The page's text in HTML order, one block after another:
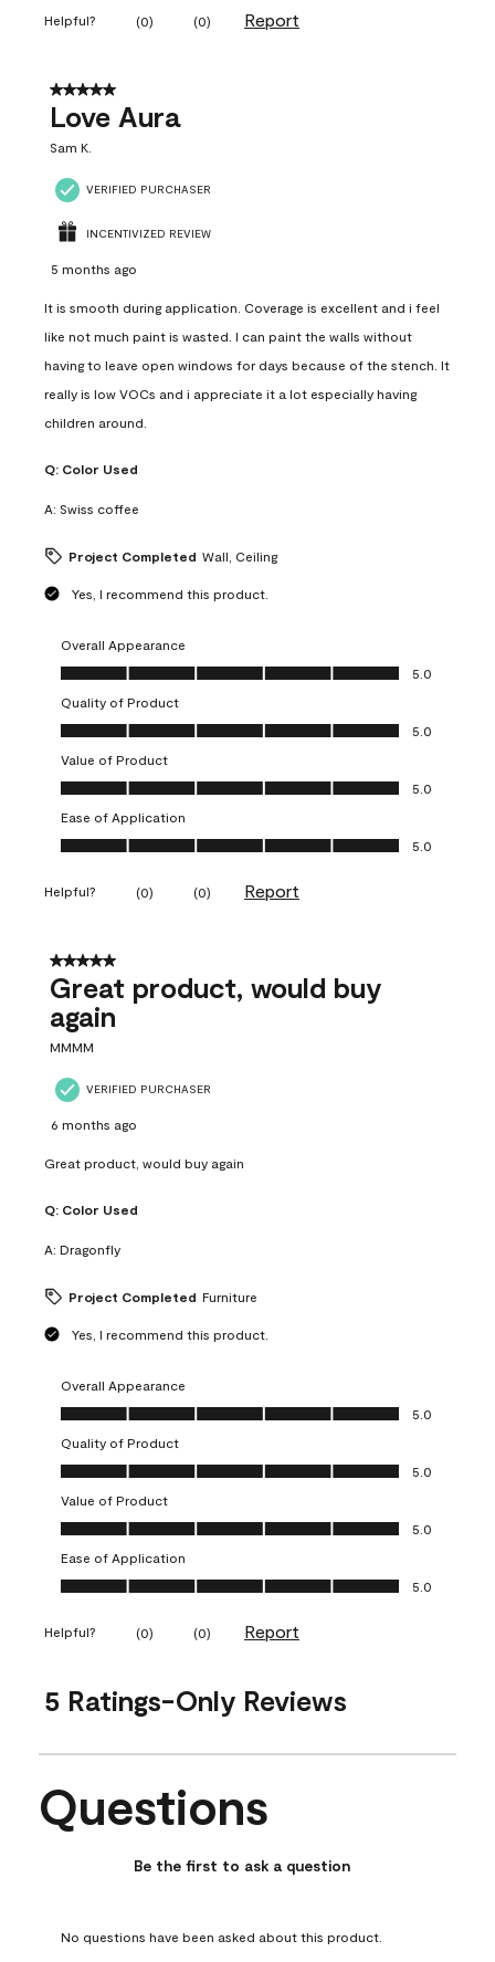
Helpful? (0) (0) Report
5 out of 5 stars.
Love Aura
Sam K.
VERIFIED PURCHASER
INCENTIVIZED REVIEW
5 months ago
It is smooth during application. Coverage is excellent and i feel
like not much paint is wasted. I can paint the walls without
having to leave open windows for days because of the stench. It
really is low VOCs and i appreciate it a lot especially having
children around.
Q: Color Used
A: Swiss coffee
Project Completed Wall, Ceiling
Yes, I recommend this product.
Overall Appearance
Overall Appearance, 5.0 out of 5
5.0
Quality of Product
Quality of Product, 5.0 out of 5
5.0
Value of Product
Value of Product, 5.0 out of 5
5.0
Ease of Application
Ease of Application, 5.0 out of 5
5.0
Helpful? (0) (0) Report
5 out of 5 stars.
Great product, would buy
again
MMMM
VERIFIED PURCHASER
6 months ago
Great product, would buy again
Q: Color Used
A: Dragonfly
Project Completed Furniture
Yes, I recommend this product.
Overall Appearance
Overall Appearance, 5.0 out of 5
5.0
Quality of Product
Quality of Product, 5.0 out of 5
5.0
Value of Product
Value of Product, 5.0 out of 5
5.0
Ease of Application
Ease of Application, 5.0 out of 5
5.0
Helpful? (0) (0) Report
5 Ratings-Only Reviews
No questions have been asked about this product.
Questions
Be the first to ask a question
No questions have been asked about this product.